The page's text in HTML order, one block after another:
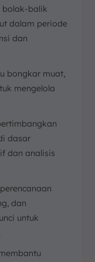
bolak-balik
dalam periode
dan
bongkar muat,
mengelola
dasar
dan analisis
dan
untuk